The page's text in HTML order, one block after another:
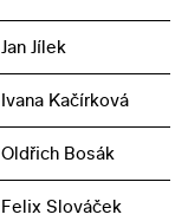
Jan Jílek
Ivana Kačírková
Oldřich Bosák
Felix Slováček